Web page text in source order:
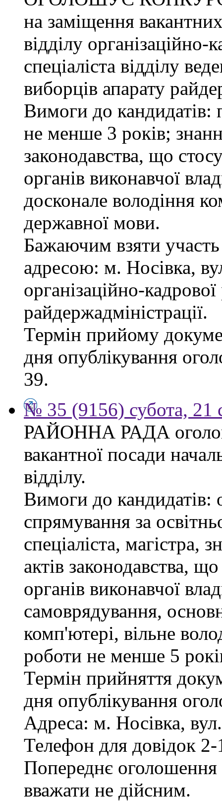
на заміщення
відділу
спеціаліста відділу
виборців апарату
Вимоги до кандидатів:
не менше 3 років;
законодавства, що
органів виконавчої
досконале володіння
державної мови.
Бажаючим взяти участь
адресою: м. Носівка,
організаційно-
райдержадміністрації.
Термін прийому
дня опублікування
39.
№ 35 (9156) субота, 21
РАЙОННА РАДА
вакантної посади
відділу.
Вимоги до кандидатів:
спрямування за
спеціаліста, магістра,
актів законодавства,
органів виконавчої
самоврядування,
комп'ютері, вільне
роботи не менше 5
Термін прийняття
дня опублікування
Адреса: м. Носівка,
Телефон для довідок
Попереднє
вважати не дійсним.